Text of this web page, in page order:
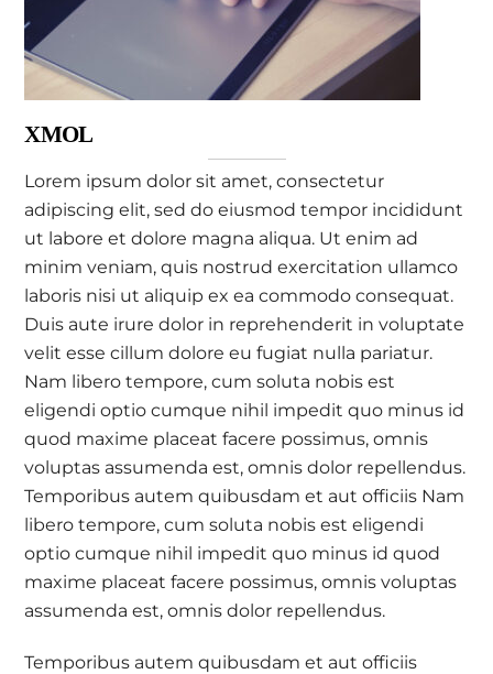
XMOL
Lorem ipsum dolor sit amet, consectetur
adipiscing elit, sed do eiusmod tempor incididunt
ut labore et dolore magna aliqua. Ut enim ad
minim veniam, quis nostrud exercitation ullamco
laboris nisi ut aliquip ex ea commodo consequat.
Duis aute irure dolor in reprehenderit in voluptate
velit esse cillum dolore eu fugiat nulla pariatur.
Nam libero tempore, cum soluta nobis est
eligendi optio cumque nihil impedit quo minus id
quod maxime placeat facere possimus, omnis
voluptas assumenda est, omnis dolor repellendus.
Temporibus autem quibusdam et aut officiis Nam
libero tempore, cum soluta nobis est eligendi
optio cumque nihil impedit quo minus id quod
maxime placeat facere possimus, omnis voluptas
assumenda est, omnis dolor repellendus.
Temporibus autem quibusdam et aut officiis